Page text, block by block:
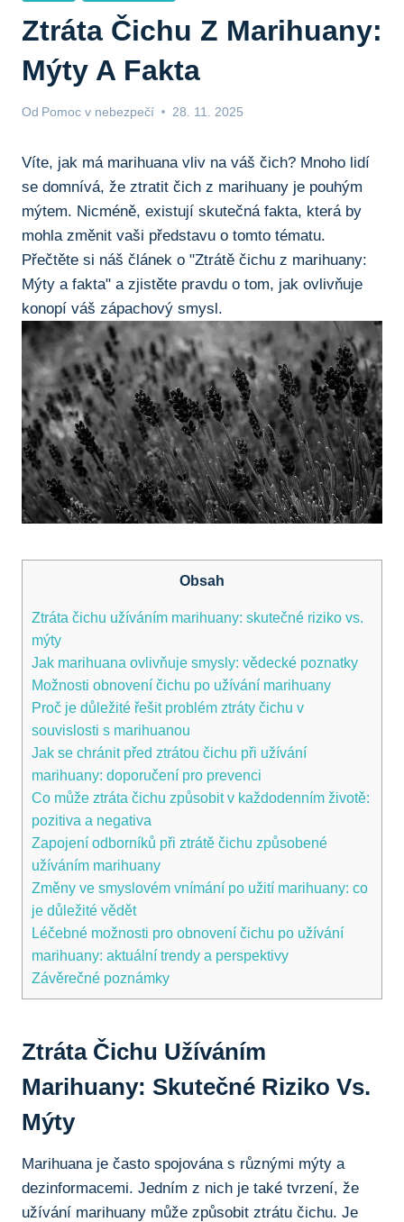
Ztráta Čichu Z Marihuany:
Mýty A Fakta
Od Pomoc v nebezpečí 28. 11. 2025
Víte, jak má marihuana ‍vliv na váš čich?⁤ Mnoho‌ lidí
⁤se⁤ domnívá, ‍že ztratit⁢ čich⁢ z marihuany je pouhým
mýtem. Nicméně, existují skutečná fakta,⁤ která ‌by
⁣mohla změnit vaši představu o tomto⁤ tématu.
‍Přečtěte si náš článek ⁢o "Ztrátě čichu⁣ z⁤ marihuany:
Mýty a fakta" ‌a zjistěte pravdu o tom, jak ‌ovlivňuje⁣
konopí váš zápachový smysl.
Obsah
Ztráta čichu užíváním marihuany:‍ skutečné riziko vs.
mýty
Jak marihuana‍ ovlivňuje⁤ smysly: vědecké‍ poznatky
Možnosti obnovení‍ čichu ‍po‍ užívání ‍marihuany
Proč je ⁣důležité řešit problém ztráty čichu v
souvislosti s marihuanou
Jak ‌se chránit před ztrátou čichu při užívání
marihuany: doporučení pro⁤ prevenci
Co může ztráta čichu⁣ způsobit v každodenním ⁢životě:​
pozitiva a ​negativa
Zapojení odborníků při ztrátě čichu způsobené
užíváním⁤ marihuany
Změny ​ve ​smyslovém vnímání po užití marihuany: co
je důležité vědět
Léčebné možnosti pro obnovení čichu po užívání
‍marihuany: aktuální trendy a​ perspektivy
Závěrečné poznámky
Ztráta Čichu Užíváním
Marihuany:‍ Skutečné Riziko Vs.
Mýty
Marihuana je často spojována‍ s různými mýty ​a
dezinformacemi.​ Jedním ‍z⁤ nich je také tvrzení, že
⁢užívání marihuany může ​způsobit ztrátu čichu. ‍Je